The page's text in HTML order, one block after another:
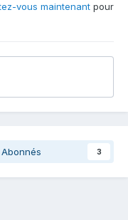
vous maintenant pour
Abonnés 3